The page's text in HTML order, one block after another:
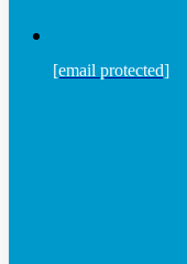
[email protected]